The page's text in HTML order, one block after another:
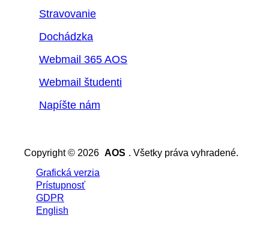
Stravovanie
Dochádzka
Webmail 365 AOS
Webmail študenti
Napíšte nám
Copyright © 2026 AOS . Všetky práva vyhradené.
Grafická verzia
Prístupnosť
GDPR
English